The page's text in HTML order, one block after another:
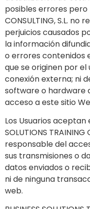
posibles errores pero
CONSULTING, S.L.
perjuicios causados
la información
o errores contenidos
que se originen por
conexión externa; ni
software o hardware
acceso a este sitio
Los Usuarios aceptan
SOLUTIONS
responsable del
sus transmisiones o
datos enviados o
ni de ninguna
web.